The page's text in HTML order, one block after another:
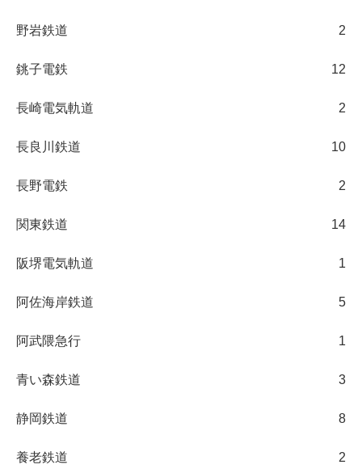
野岩鉄道 2
銚子電鉄 12
長崎電気軌道 2
長良川鉄道 10
長野電鉄 2
関東鉄道 14
阪堺電気軌道 1
阿佐海岸鉄道 5
阿武隈急行 1
青い森鉄道 3
静岡鉄道 8
養老鉄道 2